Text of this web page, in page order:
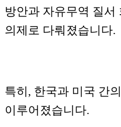
방안과 자유무역 질서
의제로 다뤄졌습니다.
특히, 한국과 미국 간
이루어졌습니다.